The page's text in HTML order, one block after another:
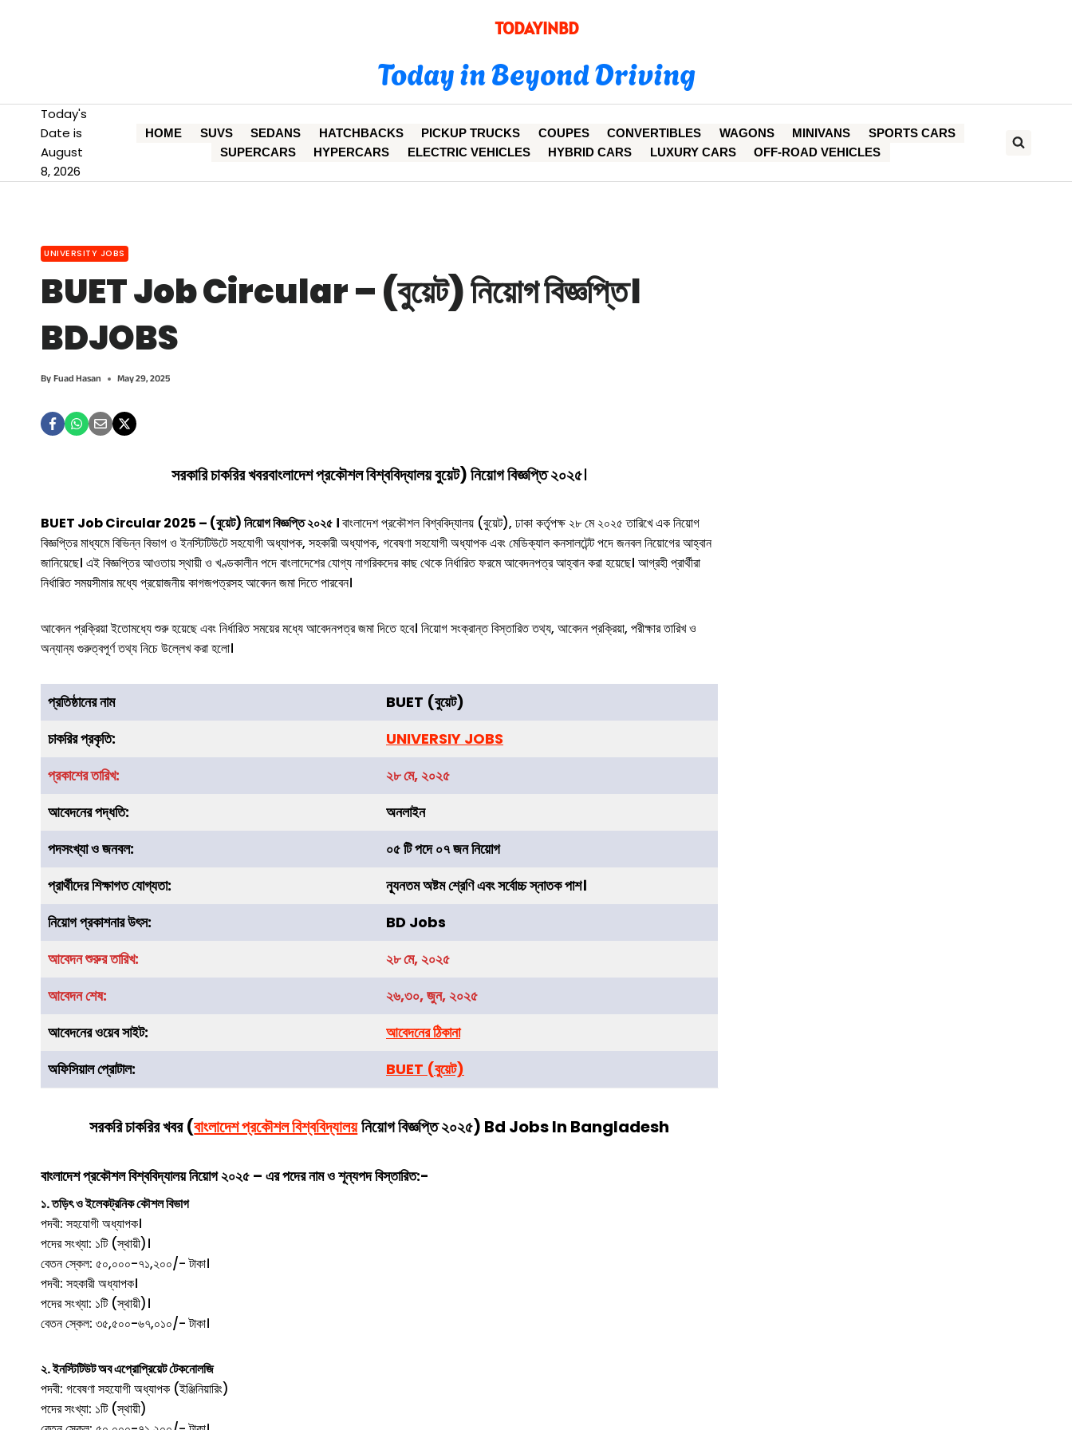
TODAYINBD
Today in Beyond Driving
Today's
Date is
August
8, 2026
HOME SUVS SEDANS HATCHBACKS PICKUP TRUCKS COUPES CONVERTIBLES WAGONS MINIVANS
SPORTS CARS
SUPERCARS
HYPERCARS ELECTRIC VEHICLES HYBRID CARS LUXURY CARS OFF-ROAD VEHICLES
UNIVERSITY JOBS
BUET Job Circular – (বুয়েট) নিয়োগ বিজ্ঞপ্তি।
BDJOBS
ByFuad Hasan May 29, 2025
সরকারি চাকরির খবরবাংলাদেশ প্রকৌশল বিশ্ববিদ্যালয় বুয়েট) নিয়োগ বিজ্ঞপ্তি ২০২৫।
BUET Job Circular 2025 – (বুয়েট) নিয়োগ বিজ্ঞপ্তি ২০২৫ ।বাংলাদেশ প্রকৌশল বিশ্ববিদ্যালয় (বুয়েট), ঢাকা কর্তৃপক্ষ ২৮ মে ২০২৫ তারিখে এক নিয়োগ
বিজ্ঞপ্তির মাধ্যমে বিভিন্ন বিভাগ ও ইনস্টিটিউটে সহযোগী অধ্যাপক, সহকারী অধ্যাপক, গবেষণা সহযোগী অধ্যাপক এবং মেডিক্যাল কনসালটেন্ট পদে জনবল নিয়োগের আহ্বান
জানিয়েছে। এই বিজ্ঞপ্তির আওতায় স্থায়ী ও খণ্ডকালীন পদে বাংলাদেশের যোগ্য নাগরিকদের কাছ থেকে নির্ধারিত ফরমে আবেদনপত্র আহ্বান করা হয়েছে। আগ্রহী প্রার্থীরা
নির্ধারিত সময়সীমার মধ্যে প্রয়োজনীয় কাগজপত্রসহ আবেদন জমা দিতে পারবেন।
আবেদন প্রক্রিয়া ইতোমধ্যে শুরু হয়েছে এবং নির্ধারিত সময়ের মধ্যে আবেদনপত্র জমা দিতে হবে। নিয়োগ সংক্রান্ত বিস্তারিত তথ্য, আবেদন প্রক্রিয়া, পরীক্ষার তারিখ ও
অন্যান্য গুরুত্বপূর্ণ তথ্য নিচে উল্লেখ করা হলো।
প্রতিষ্ঠানের নাম BUET (বুয়েট)
চাকরিরপ্রকৃতি:
UNIVERSIY JOBS
প্রকাশের তারিখ:
২৮ মে, ২০২৫
আবেদনের পদ্ধতি:
অনলাইন
পদসংখ্যা ও জনবল:
০৫ টি পদে ০৭ জন নিয়োগ
প্রার্থীদের শিক্ষাগত যোগ্যতা:
ন্যূনতম অষ্টম শ্রেণি এবং সর্বোচ্চ স্নাতক পাশ।
নিয়োগ প্রকাশনার উৎস:
BD Jobs
আবেদন শুরুর তারিখ:
২৮ মে, ২০২৫
আবেদন শেষ:
২৬,৩০, জুন, ২০২৫
আবেদনের ওয়েব সাইট:
আবেদনের ঠিকানা
অফিসিয়াল প্রোটাল:
BUET (বুয়েট)
সরকরি চাকরির খবর (বাংলাদেশ প্রকৌশল বিশ্ববিদ্যালয়নিয়োগ বিজ্ঞপ্তি ২০২৫) Bd Jobs In Bangladesh
বাংলাদেশ প্রকৌশল বিশ্ববিদ্যালয়নিয়োগ ২০২৫ – এর পদের নাম ও শূন্যপদ বিস্তারিত:-
১. তড়িৎ ও ইলেকট্রনিক কৌশল বিভাগ
পদবী: সহযোগী অধ্যাপক।
পদের সংখ্যা: ১টি (স্থায়ী)।
বেতন স্কেল: ৫০,০০০-৭১,২০০/- টাকা।
পদবী: সহকারী অধ্যাপক।
পদের সংখ্যা: ১টি (স্থায়ী)।
বেতন স্কেল: ৩৫,৫০০-৬৭,০১০/- টাকা।
২. ইনস্টিটিউট অব এপ্রোপ্রিয়েট টেকনোলজি
পদবী: গবেষণা সহযোগী অধ্যাপক (ইঞ্জিনিয়ারিং)
পদের সংখ্যা: ১টি (স্থায়ী)